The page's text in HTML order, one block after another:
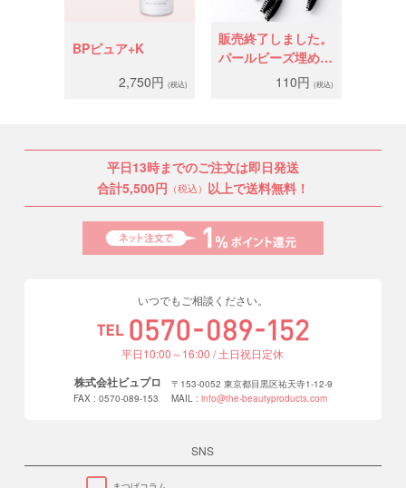
BPピュア+K
2,750円 (税込)
販売終了しました。
パールビーズ埋め込
みスクリューブラシ
110円(税込)
平日13時までのご注文は即日発送
合計5,500円 （税込） 以上で送料無料！
いつでもご相談ください。
平日10:00～16:00 / 土日祝日定休
株式会社ビュプロ
〒153-0052 東京都目黒区祐天寺1-12-9
FAX : 0570-089-153
MAIL : info@the-beautyproducts.com
SNS